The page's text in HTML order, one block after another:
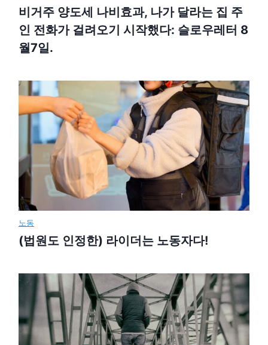
비거주 양도세 나비효과, 나가 달라는 집 주
인 전화가 걸려오기 시작했다: 슬로우레터 8
월7일.
노동
(법원도 인정한) 라이더는 노동자다!